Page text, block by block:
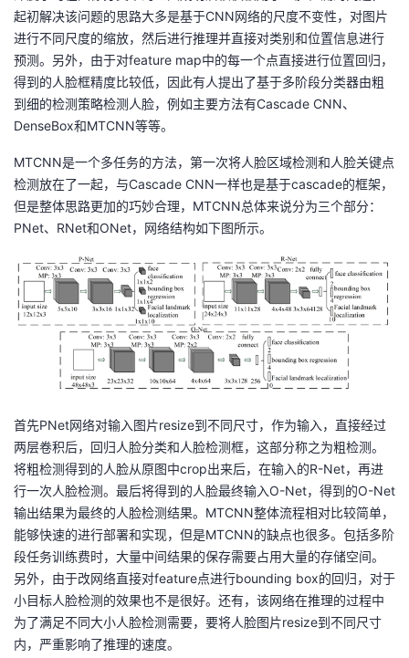
起初解决该问题的思路大多是基于CNN网络的尺度不变性，对图片
进行不同尺度的缩放，然后进行推理并直接对类别和位置信息进行
预测。另外，由于对feature map中的每一个点直接进行位置回归，
得到的人脸框精度比较低，因此有人提出了基于多阶段分类器由粗
到细的检测策略检测人脸，例如主要方法有Cascade CNN、
DenseBox和MTCNN等等。
MTCNN是一个多任务的方法，第一次将人脸区域检测和人脸关键点
检测放在了一起，与Cascade CNN一样也是基于cascade的框架，
但是整体思路更加的巧妙合理，MTCNN总体来说分为三个部分：
PNet、RNet和ONet，网络结构如下图所示。
首先PNet网络对输入图片resize到不同尺寸，作为输入，直接经过
两层卷积后，回归人脸分类和人脸检测框，这部分称之为粗检测。
将粗检测得到的人脸从原图中crop出来后，在输入的R-Net，再进
行一次人脸检测。最后将得到的人脸最终输入O-Net，得到的O-Net
输出结果为最终的人脸检测结果。MTCNN整体流程相对比较简单，
能够快速的进行部署和实现，但是MTCNN的缺点也很多。包括多阶
段任务训练费时，大量中间结果的保存需要占用大量的存储空间。
另外，由于改网络直接对feature点进行bounding box的回归，对于
小目标人脸检测的效果也不是很好。还有，该网络在推理的过程中
为了满足不同大小人脸检测需要，要将人脸图片resize到不同尺寸
内，严重影响了推理的速度。